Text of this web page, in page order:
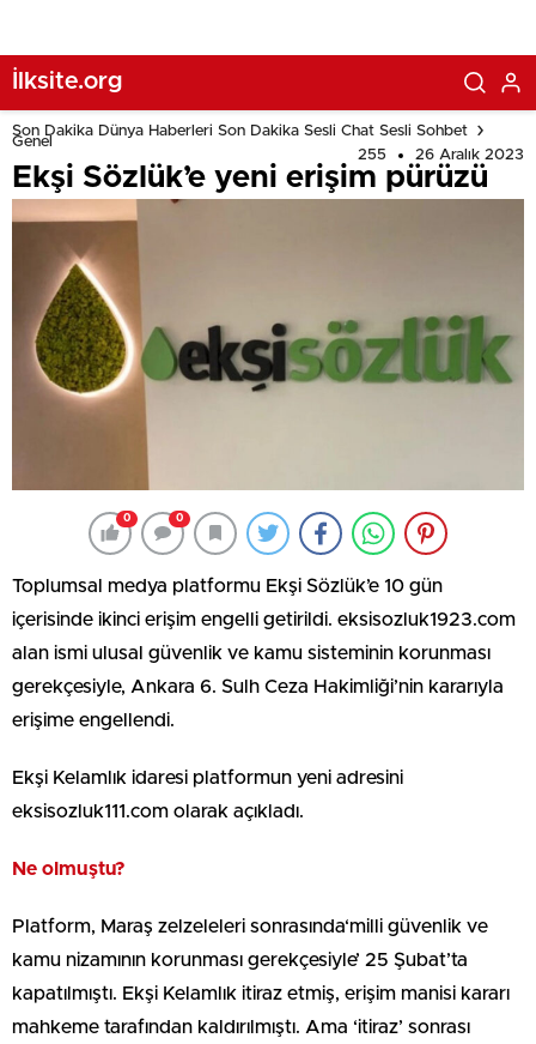
İlksite.org
Son Dakika Dünya Haberleri Son Dakika Sesli Chat Sesli Sohbet
Genel
255
26 Aralık 2023
Ekşi Sözlük’e yeni erişim pürüzü
0 0
Toplumsal medya platformu Ekşi Sözlük’e 10 gün
içerisinde ikinci erişim engelli getirildi. eksisozluk1923.com
alan ismi ulusal güvenlik ve kamu sisteminin korunması
gerekçesiyle, Ankara 6. Sulh Ceza Hakimliği’nin kararıyla
erişime engellendi.
Ekşi Kelamlık idaresi platformun yeni adresini
eksisozluk111.com olarak açıkladı.
Ne olmuştu?
Platform, Maraş zelzeleleri sonrasında‘milli güvenlik ve
kamu nizamının korunması gerekçesiyle’ 25 Şubat’ta
kapatılmıştı. Ekşi Kelamlık itiraz etmiş, erişim manisi kararı
mahkeme tarafından kaldırılmıştı. Ama ‘itiraz’ sonrası